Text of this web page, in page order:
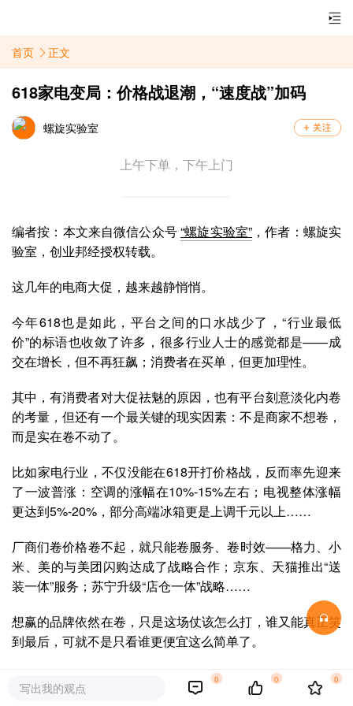
首页 正文
618家电变局：价格战退潮，“速度战”加码
螺旋实验室
上午下单，下午上门
编者按：本文来自微信公众号“螺旋实验室”，作者：螺旋实
验室 ，创业邦经授权转载。
这几年的电商大促，越来越静悄悄。
今年618也是如此，平台之间的口水战少了，“行业最低
价”的标语也收敛了许多，很多行业人士的感觉都是——成
交在增长，但不再狂飙；消费者在买单，但更加理性。
其中，有消费者对大促祛魅的原因，也有平台刻意淡化内卷
的考量，但还有一个最关键的现实因素：不是商家不想卷，
而是实在卷不动了。
比如家电行业，不仅没能在618开打价格战，反而率先迎来
了一波普涨：空调的涨幅在10%-15%左右；电视整体涨幅
更达到5%-20%，部分高端冰箱更是上调千元以上……
厂商们卷价格卷不起，就只能卷服务、卷时效——格力、小
米、美的与美团闪购达成了战略合作；京东、天猫推出“送
装一体”服务；苏宁升级“店仓一体”战略……
想赢的品牌依然在卷，只是这场仗该怎么打，谁又能真正笑
到最后，可就不是只看谁更便宜这么简单了。
家电“不降反涨”
写出我的观点
0 0 0